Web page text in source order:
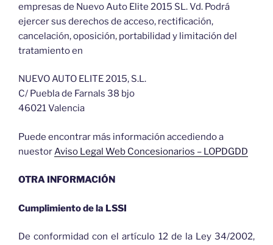
empresas de Nuevo Auto Elite 2015 SL. Vd. Podrá
ejercer sus derechos de acceso, rectificación,
cancelación, oposición, portabilidad y limitación del
tratamiento en
NUEVO AUTO ELITE 2015, S.L.
C/ Puebla de Farnals 38 bjo
46021 Valencia
Puede encontrar más información accediendo a
nuestorAviso Legal Web Concesionarios – LOPDGDD
OTRA INFORMACIÓN
Cumplimiento de la LSSI
De conformidad con el artículo 12 de la Ley 34/2002,